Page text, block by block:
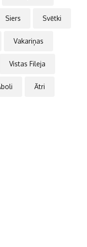
Siers Svētki
Vakariņas
Vistas Fileja
Ātri